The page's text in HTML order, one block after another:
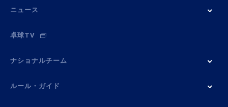
ニュース
卓球TV
ナショナルチーム
ルール・ガイド